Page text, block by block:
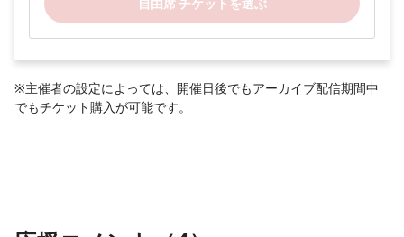
自由席 チケットを選ぶ
※主催者の設定によっては、開催日後でもアーカイブ配信期間中
でもチケット購入が可能です。